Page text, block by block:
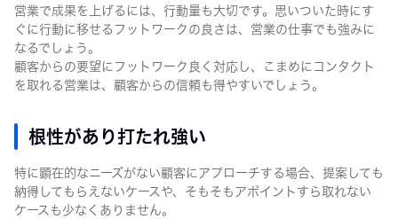
営業で成果を上げるには、行動量も大切です。思いついた時にす
ぐに行動に移せるフットワークの良さは、営業の仕事でも強みに
なるでしょう。
顧客からの要望にフットワーク良く対応し、こまめにコンタクト
を取れる営業は、顧客からの信頼も得やすいでしょう。
根性があり打たれ強い
特に顕在的なニーズがない顧客にアプローチする場合、提案しても
納得してもらえないケースや、そもそもアポイントすら取れない
ケースも少なくありません。